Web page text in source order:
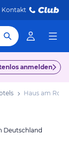
Kontakt
anmelden
Haus am Roa
Deutschland